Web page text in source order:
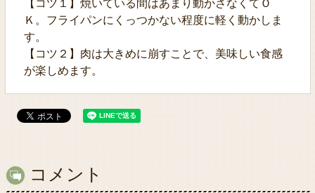
【コツ１】焼いている間はあまり動かさなくてＯ
Ｋ。フライパンにくっつかない程度に軽く動かしま
す。
【コツ２】肉は大きめに崩すことで、美味しい食感
が楽しめます。
コメント